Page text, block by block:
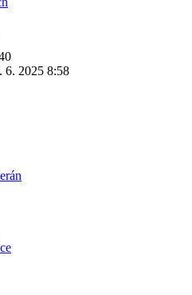
6. 2025 8:58